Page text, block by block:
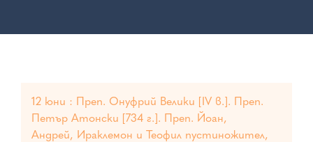
12 юни : Преп. Онуфрий Велики [IV в.]. Преп.
Петър Атонски [734 г.]. Преп. Йоан,
Андрей, Ираклемон и Теофил пустиножител,